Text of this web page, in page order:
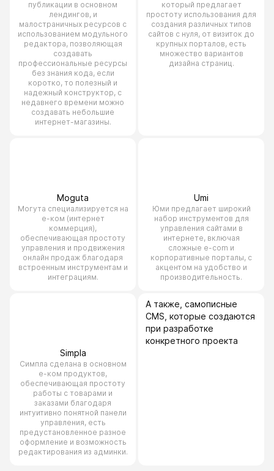
публикации в основном
лендингов, и
малостраничных ресурсов с
использованием модульного
редактора, позволяющая
создавать
профессиональные ресурсы
без знания кода, если
коротко, то полезный и
надежный конструктор, с
недавнего времени можно
создавать небольшие
интернет-магазины.
который предлагает
простоту использования для
создания различных типов
сайтов с нуля, от визиток до
крупных порталов, есть
множество вариантов
дизайна страниц.
Moguta
Могута специализируется на
е-ком (интернет
коммерция),
обеспечивающая простоту
управления и продвижения
онлайн продаж благодаря
встроенным инструментам и
интеграциям.
Umi
Юми предлагает широкий
набор инструментов для
управления сайтами в
интернете, включая
сложные e-com и
корпоративные порталы, с
акцентом на удобство и
производительность.
Simpla
Симпла сделана в основном
е-ком продуктов,
обеспечивающая простоту
работы с товарами и
заказами благодаря
интуитивно понятной панели
управления, есть
предустановленное разное
оформление и возможность
редактирования из админки.
А также, самописные
CMS, которые создаются
при разработке
конкретного проекта